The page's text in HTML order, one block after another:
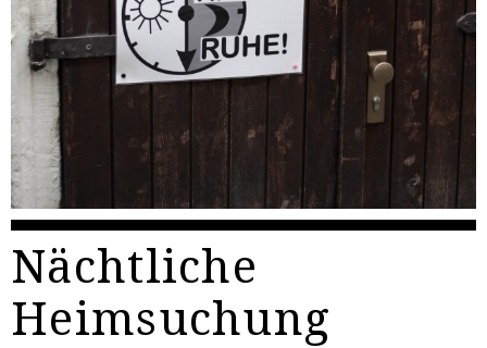
Nächtliche
Heimsuchung